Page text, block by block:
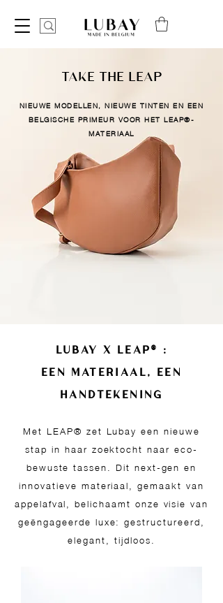
TAKE THE LEAP
NIEUWE MODELLEN, NIEUWE TINTEN EN EEN
BELGISCHE PRIMEUR VOOR HET LEAP®-
MATERIAAL
LUBAY X LEAP® :
EEN MATERIAAL, EEN
HANDTEKENING
Met LEAP® zet Lubay een nieuwe
stap in haar zoektocht naar eco-
bewuste tassen. Dit next-gen en
innovatieve materiaal, gemaakt van
appelafval, belichaamt onze visie van
geëngageerde luxe: gestructureerd,
elegant, tijdloos.